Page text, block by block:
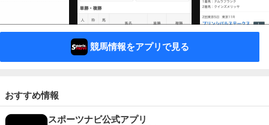
競馬情報をアプリで見る
おすすめ情報
スポーツナビ公式アプリ